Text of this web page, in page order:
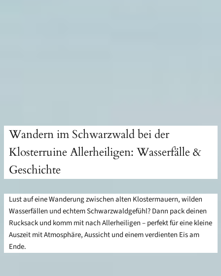
Wandern im Schwarzwald bei der
Klosterruine Allerheiligen: Wasserfälle &
Geschichte
Lust auf eine Wanderung zwischen alten Klostermauern, wilden
Wasserfällen und echtem Schwarzwaldgefühl? Dann pack deinen
Rucksack und komm mit nach Allerheiligen – perfekt für eine kleine
Auszeit mit Atmosphäre, Aussicht und einem verdienten Eis am
Ende.